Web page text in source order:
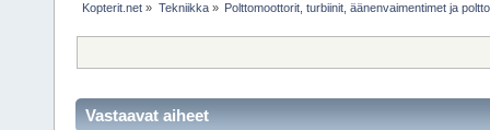
Kopterit.net » Tekniikka» Polttomoottorit, turbiinit, äänenvaimentimet ja
Vastaavat aiheet